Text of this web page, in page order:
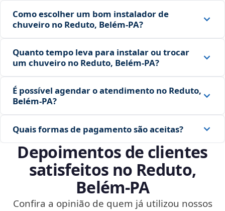
Como escolher um bom instalador de
chuveiro no Reduto, Belém‑PA?
Quanto tempo leva para instalar ou trocar
um chuveiro no Reduto, Belém‑PA?
É possível agendar o atendimento no Reduto,
Belém‑PA?
Quais formas de pagamento são aceitas?
Depoimentos de clientes
satisfeitos no Reduto,
Belém‑PA
Confira a opinião de quem já utilizou nossos